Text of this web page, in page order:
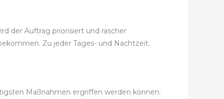
der Auftrag priorisiert und rascher
Zu jeder Tages- und Nachtzeit.
Maßnahmen ergriffen werden können.